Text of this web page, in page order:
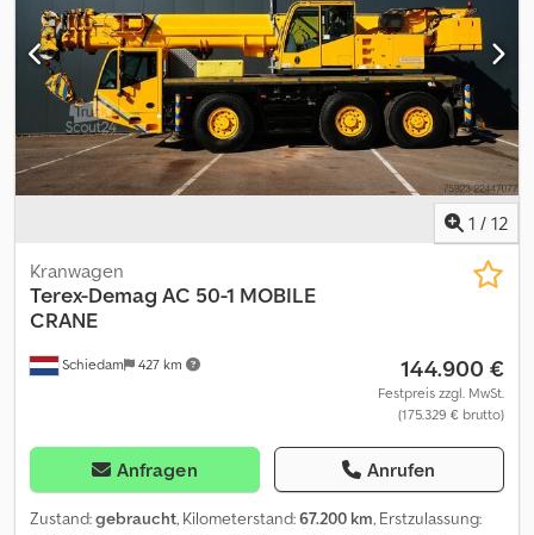
1 / 12
Schiedam 427 km
Kranwagen
Terex-Demag AC 50-1 MOBILE
CRANE
144.900 €
Festpreis zzgl. MwSt.
(175.329 € brutto)
Anfragen Anrufen
Zustand:gebraucht, Kilometerstand:67.200 km, Erstzulassung: